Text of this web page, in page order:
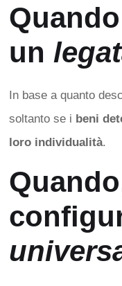
un
In base a quanto
soltanto se i beni
loro individualità.